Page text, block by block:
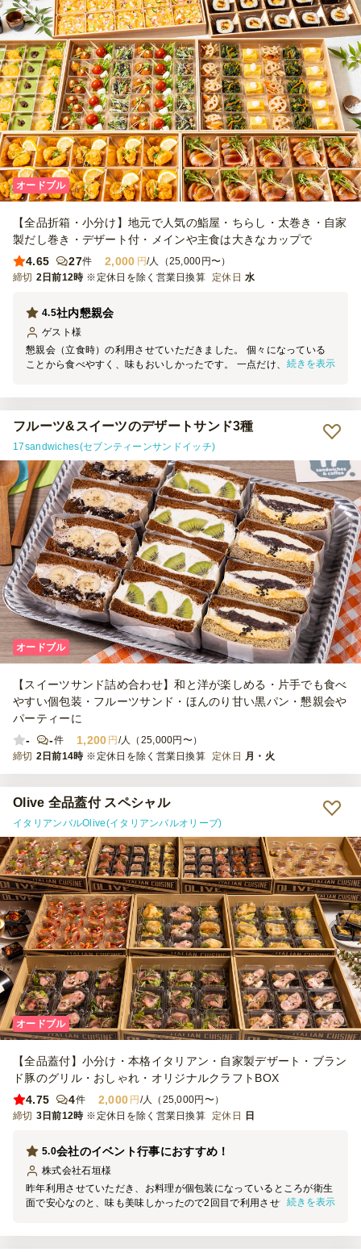
オードブル
【全品折箱・小分け】地元で人気の鮨屋・ちらし・太巻き・自家
製だし巻き・デザート付・メインや主食は大きなカップで
4.65
27件 2,000 円/人（25,000円〜）
締切 2日前12時 ※定休日を除く営業日換算 定休日 水
社内懇親会
4.5
ゲスト 様
懇親会（立食時）の利用させていただきました。 個々になっている
ことから食べやすく、味もおいしかったです。 一点だけ、この個々
続きを表示
フルーツ&スイーツのデザートサンド3種
17sandwiches(セブンティーンサンドイッチ)
オードブル
【スイーツサンド詰め合わせ】和と洋が楽しめる・片手でも食べ
やすい個包装・フルーツサンド・ほんのり甘い黒パン・懇親会や
パーティーに
-
-件 1,200 円/人（25,000円〜）
締切 2日前14時 ※定休日を除く営業日換算 定休日 月・火
Olive 全品蓋付 スペシャル
イタリアンバルOlive(イタリアンバルオリーブ)
オードブル
【全品蓋付】小分け・本格イタリアン・自家製デザート・ブラン
ド豚のグリル・おしゃれ・オリジナルクラフトBOX
4.75
4件 2,000 円/人（25,000円〜）
締切 3日前12時 ※定休日を除く営業日換算 定休日 日
会社のイベント行事におすすめ！
5.0
株式会社石垣様
昨年利用させていただき、お料理が個包装になっているところが衛生
面で安心なのと、味も美味しかったので2回目で利用させていただき
続きを表示